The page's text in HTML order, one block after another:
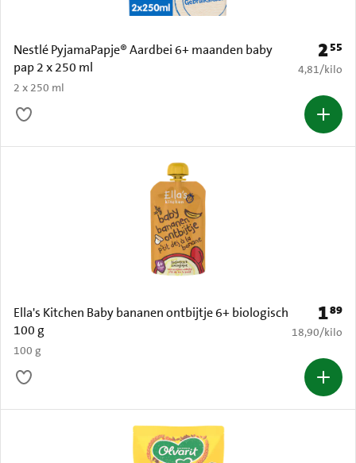
Nestlé PyjamaPapje® Aardbei 6+ maanden baby
pap 2 x 250 ml
2 x 250 ml
Prijs:
255
€ 4,81 per
4,81/kilo
Ella's Kitchen Baby bananen ontbijtje 6+ biologisch
100 g
100 g
Prijs:
189
€ 18,90 per
18,90/kilo